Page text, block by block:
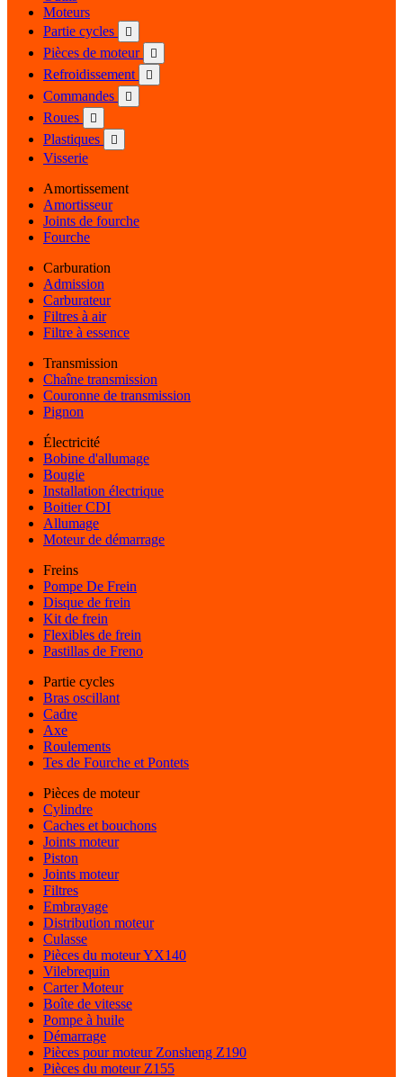
Moteurs
Partie cycles

Pièces de moteur 
Refroidissement 
Commandes 
Roues 
Plastiques 
Visserie
Amortissement
Amortisseur
Joints de fourche
Fourche
Carburation
Admission
Carburateur
Filtres à air
Filtre à essence
Transmission
Chaîne transmission
Couronne de transmission
Pignon
Électricité
Bobine d'allumage
Bougie
Installation électrique
Boitier CDI
Allumage
Moteur de démarrage
Freins
Pompe De Frein
Disque de frein
Kit de frein
Flexibles de frein
Pastillas de Freno
Partie cycles
Bras oscillant
Cadre
Axe
Roulements
Tes de Fourche et Pontets
Pièces de moteur
Cylindre
Caches et bouchons
Joints moteur
Piston
Joints moteur
Filtres
Embrayage
Distribution moteur
Culasse
Pièces du moteur YX140
Vilebrequin
Carter Moteur
Boîte de vitesse
Pompe à huile
Démarrage
Pièces pour moteur Zonsheng Z190
Pièces du moteur Z155